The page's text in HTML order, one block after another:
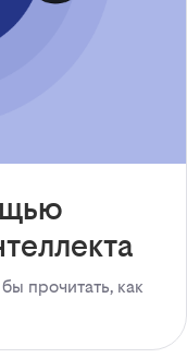
прочитать, как